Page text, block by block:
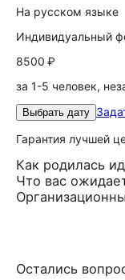
На русском языке
Индивидуальный
8500 ₽
за 1-5 человек,
Выбрать дату
Гарантия лучшей
Как родилась
Что вас
Остались